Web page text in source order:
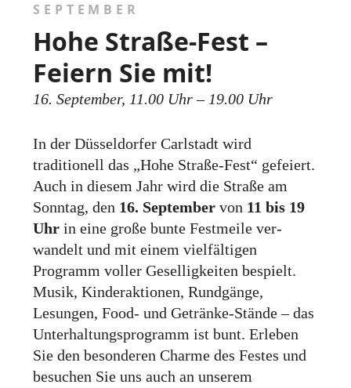
SEPTEMBER
Hohe Straße-Fest –
Feiern Sie mit!
16. September, 11.00 Uhr – 19.00 Uhr
In der Düsseldorfer Carlstadt wird
traditionell das „Hohe Straße-Fest“ gefeiert.
Auch in diesem Jahr wird die Straße am
Sonntag, den 16. Septembervon 11 bis 19
Uhr in eine große bunte Fest­meile ver­
wandelt und mit einem viel­fältigen
Programm voller Gesellig­keiten bespielt.
Musik, Kinder­aktionen, Rund­gänge,
Lesungen, Food- und Getränke-Stände – das
Unter­haltungs­programm ist bunt. Erleben
Sie den beson­deren Charme des Festes und
besuchen Sie uns auch an unserem